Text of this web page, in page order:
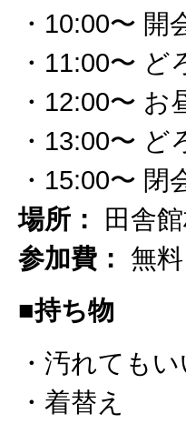
・10:00〜 開
・11:00〜
・12:00〜 お
・13:00〜
・15:00〜 閉
場所：
田舎
参加費： 無料
■持ち物
・汚れても
・着替え